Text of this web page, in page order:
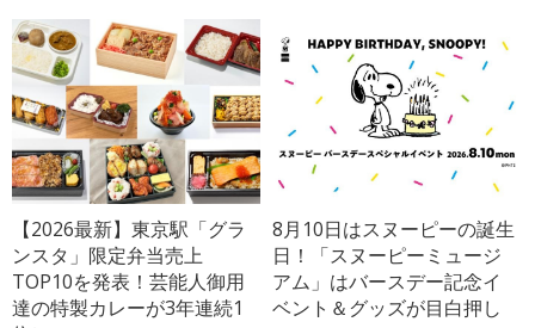
【2026最新】東京駅「グラ
ンスタ」限定弁当売上
TOP10を発表！芸能人御用
達の特製カレーが3年連続1
8月10日はスヌーピーの誕生
日！「スヌーピーミュージ
アム」はバースデー記念イ
ベント＆グッズが目白押し